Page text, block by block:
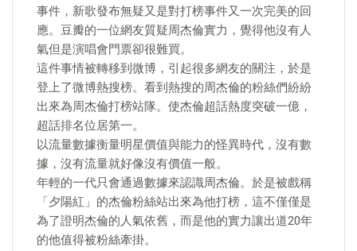
事件，新歌發布無疑又是對打榜事件又一次完美的回
應。豆瓣的一位網友質疑周杰倫實力，覺得他沒有人
氣但是演唱會門票卻很難買。
這件事情被轉移到微博，引起很多網友的關注，於是
登上了微博熱搜榜。看到熱搜的周杰倫的粉絲們紛紛
出來為周杰倫打榜站隊。使杰倫超話熱度突破一億，
超話排名位居第一。
以流量數據衡量明星價值與能力的怪異時代，沒有數
據，沒有流量就好像沒有價值一般。
年輕的一代只會通過數據來認識周杰倫。於是被戲稱
「夕陽紅」的杰倫粉絲站出來為他打榜，這不僅僅是
為了證明杰倫的人氣依舊，而是他的實力讓出道20年
的他值得被粉絲牽掛。